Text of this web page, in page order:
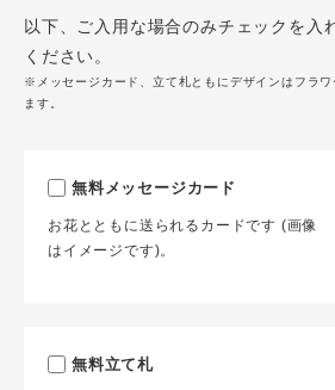
以下、ご入用な場合のみチェックを入
ください。
※メッセージカード、立て札ともにデザインはフラワ
ます。
無料メッセージカード
お花とともに送られるカードです (画像
はイメージです)。
無料立て札